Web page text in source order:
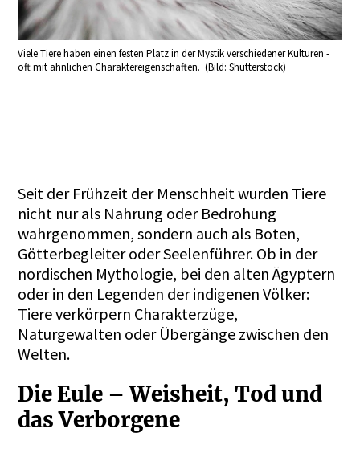
Viele Tiere haben einen festen Platz in der Mystik verschiedener Kulturen -
oft mit ähnlichen Charaktereigenschaften. (Bild: Shutterstock)
Seit der Frühzeit der Menschheit wurden Tiere
nicht nur als Nahrung oder Bedrohung
wahrgenommen, sondern auch als Boten,
Götterbegleiter oder Seelenführer. Ob in der
nordischen Mythologie, bei den alten Ägyptern
oder in den Legenden der indigenen Völker:
Tiere verkörpern Charakterzüge,
Naturgewalten oder Übergänge zwischen den
Welten.
Die Eule – Weisheit, Tod und
das Verborgene